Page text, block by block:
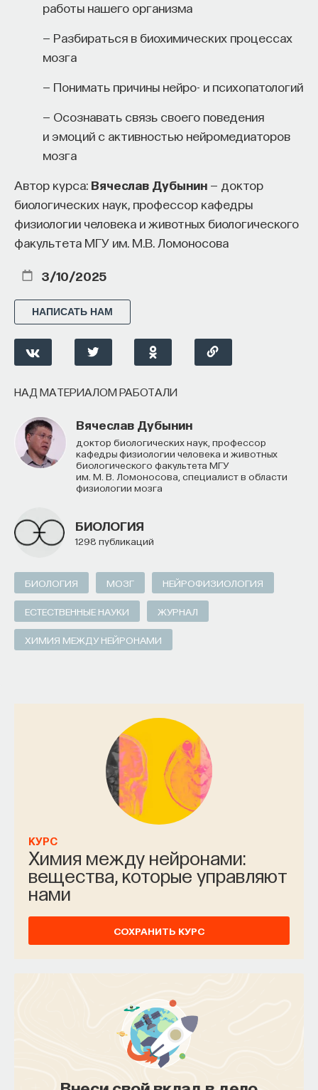
работы нашего организма
— Разбираться в биохимических процессах
мозга
— Понимать причины нейро- и психопатологий
— Осознавать связь своего поведения
и эмоций с активностью нейромедиаторов
мозга
Автор курса: Вячеслав Дубынин — доктор
биологических наук, профессор кафедры
физиологии человека и животных биологического
факультета МГУ им. М.В. Ломоносова
3/10/2025
НАПИСАТЬ НАМ
НАД МАТЕРИАЛОМ РАБОТАЛИ
Вячеслав Дубынин
доктор биологических наук, профессор
кафедры физиологии человека и животных
биологического факультета МГУ
им. М. В. Ломоносова, специалист в области
физиологии мозга
БИОЛОГИЯ
1298 публикаций
БИОЛОГИЯ МОЗГ НЕЙРОФИЗИОЛОГИЯ
ЕСТЕСТВЕННЫЕ НАУКИ ЖУРНАЛ
ХИМИЯ МЕЖДУ НЕЙРОНАМИ
КУРС
Химия между нейронами:
вещества, которые управляют
нами
СОХРАНИТЬ КУРС
Внеси свой вклад в дело
просвещения!
ПОДДЕРЖАТЬ ПОСТНАУКУ